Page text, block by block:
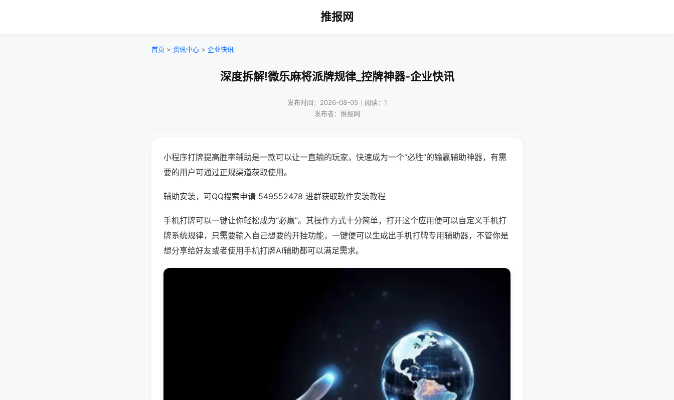
推报网
首页 > 资讯中心 > 企业快讯
深度拆解!微乐麻将派牌规律_控牌神器-企业快讯
发布时间：2026-08-05｜阅读：1
发布者：推报网
小程序打牌提高胜率辅助是一款可以让一直输的玩家，快速成为一个“必胜”的输赢辅助神器，有需
要的用户可通过正规渠道获取使用。
辅助安装，可QQ搜索申请 549552478 进群获取软件安装教程
手机打牌可以一键让你轻松成为“必赢”。其操作方式十分简单，打开这个应用便可以自定义手机打
牌系统规律，只需要输入自己想要的开挂功能，一键便可以生成出手机打牌专用辅助器，不管你是
想分享给好友或者使用手机打牌AI辅助都可以满足需求。